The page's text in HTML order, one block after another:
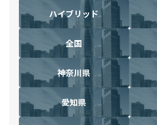
ハイブリッド
全国
神奈川県
愛知県